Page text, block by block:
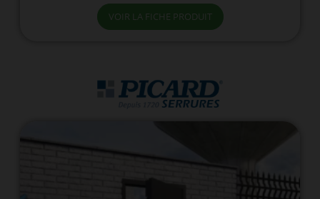
VOIR LA FICHE PRODUIT